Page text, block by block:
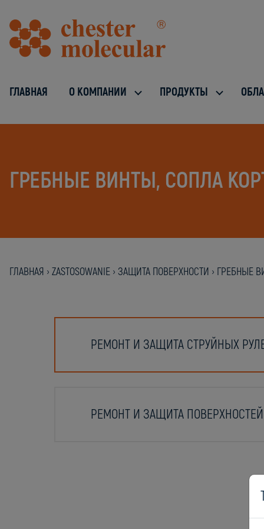
ГЛАВНАЯ О КОМПАНИИ ПРОДУКТЫ
ГРЕБНЫЕ ВИНТЫ, СОПЛА
ГЛАВНАЯ › ZASTOSOWANIE › ЗАЩИТА ПОВЕРХНОСТИ › ГРЕБНЫЕ
РЕМОНТ И ЗАЩИТА СТРУЙНЫХ
РЕМОНТ И ЗАЩИТА